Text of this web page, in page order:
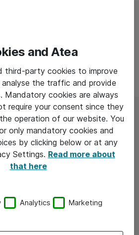
får du:
VPN skalerer dårligt til
arbejde, og hvad der konkret skal
til sikker adgang:Hvordan du
under hvilke betingelser, uden at
and Atea
third-party cookies to improve
analyse the traffic and provide
Mandatory cookies are always
require your consent since they
operation of our website. You
only mandatory cookies and
by clicking below or at any
Settings. Read more about
that here
Analytics Marketing